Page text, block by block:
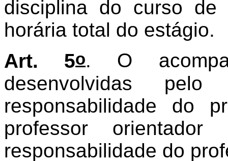
disciplina do curso
horária total do estágio.
Art. 5o. O
desenvolvidas
responsabilidade do
professor
responsabilidade do